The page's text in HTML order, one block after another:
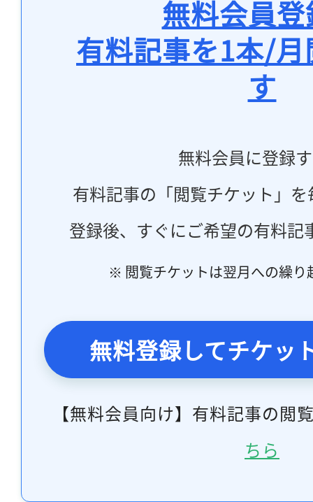
無料会員
有料記事を1本/
す
無料会員に登録
有料記事の「閲覧チケット」
登録後、すぐにご希望の有料記
※ 閲覧チケットは翌月への繰り
無料登録してチケッ
【無料会員向け】有料記事の閲
ちら